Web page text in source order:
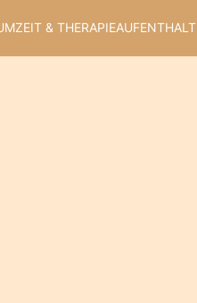
& THERAPIEAUFENTHALT